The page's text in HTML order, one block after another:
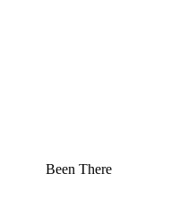
Been There